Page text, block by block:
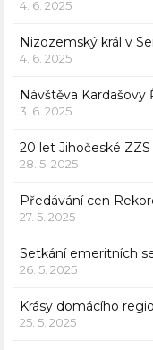
4. 6. 2025
Nizozemský král v
4. 6. 2025
Návštěva Kardašovy
3. 6. 2025
20 let Jihočeské ZZS
28. 5. 2025
Předávání cen
27. 5. 2025
Setkání emeritních
26. 5. 2025
Krásy domácího
25. 5. 2025